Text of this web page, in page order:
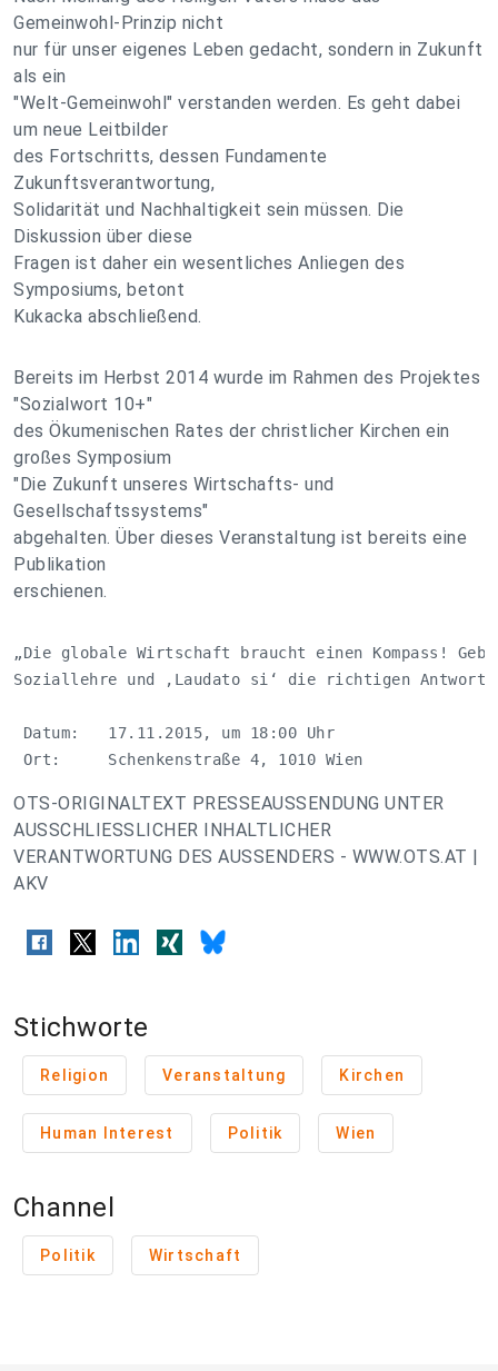
Gemeinwohl-Prinzip nicht
nur für unser eigenes Leben gedacht, sondern in Zukunft
als ein
"Welt-Gemeinwohl" verstanden werden. Es geht dabei
um neue Leitbilder
des Fortschritts, dessen Fundamente
Zukunftsverantwortung,
Solidarität und Nachhaltigkeit sein müssen. Die
Diskussion über diese
Fragen ist daher ein wesentliches Anliegen des
Symposiums, betont
Kukacka abschließend.
Bereits im Herbst 2014 wurde im Rahmen des Projektes
"Sozialwort 10+"
des Ökumenischen Rates der christlicher Kirchen ein
großes Symposium
"Die Zukunft unseres Wirtschafts- und
Gesellschaftssystems"
abgehalten. Über dieses Veranstaltung ist bereits eine
Publikation
erschienen.
„Die globale Wirtschaft braucht einen Kompass!
Soziallehre und ‚Laudato si‘ die richtigen
Datum:   17.11.2015, um 18:00 Uhr
Ort:     Schenkenstraße 4, 1010 Wien
OTS-ORIGINALTEXT PRESSEAUSSENDUNG UNTER
AUSSCHLIESSLICHER INHALTLICHER
VERANTWORTUNG DES AUSSENDERS - WWW.OTS.AT |
AKV
Stichworte
Religion Veranstaltung Kirchen
Human Interest Politik Wien
Channel
Politik Wirtschaft